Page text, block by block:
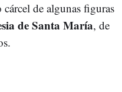
cárcel de algunas figuras
de Santa María, de